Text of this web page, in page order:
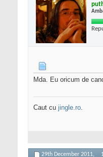
Mda. Eu oricum de
Caut cu jingle.ro.
29th December 2011,